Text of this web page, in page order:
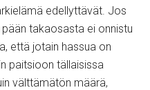
edellyttävät. Jos
takaosasta ei onnistu
että jotain hassua on
paitsioon tällaisissa
välttämätön määrä,